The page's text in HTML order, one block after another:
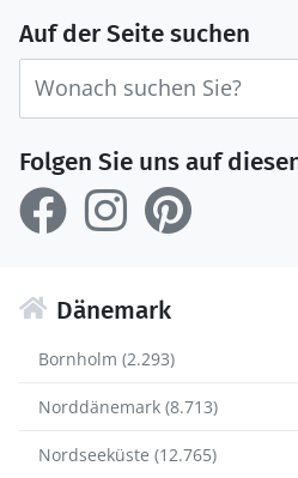
Auf der Seite suchen
Folgen Sie uns auf
Dänemark
Bornholm (2.293)
Norddänemark (8.713)
Nordseeküste (12.765)